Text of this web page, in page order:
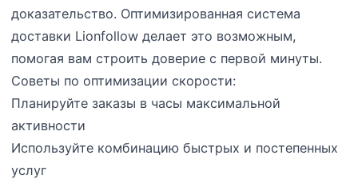
доказательство. Оптимизированная система
доставки Lionfollow делает это возможным,
помогая вам строить доверие с первой минуты.
Советы по оптимизации скорости:
Планируйте заказы в часы максимальной
активности
Используйте комбинацию быстрых и постепенных
услуг